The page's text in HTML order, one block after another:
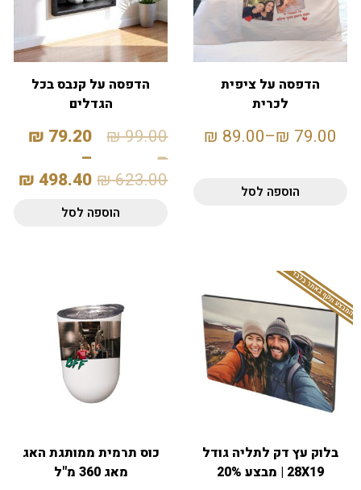
הדפסה על ציפית
לכרית
79.00
₪
–
89.00
₪
הוספה לסל
הדפסה על קנבס בכל
הגדלים
99.00
₪
–
623.00
₪
79.20
₪
–
498.40
₪
הוספה לסל
המבצע תקף באתר בלבד
בלוק עץ דק לתליה גודל
28X19 | מבצע 20%
כוס תרמית ממותגת האג
מאג 360 מ"ל